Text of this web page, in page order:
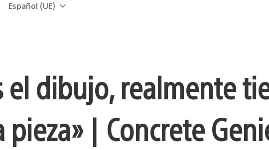
Selecciona
Región
Español (UE)
el dibujo, realmente
| Concrete